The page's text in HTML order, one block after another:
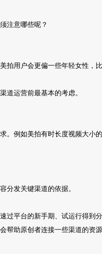
注意哪些呢？
用户会更偏一些年轻女性，
道运营前最基本的考虑。
例如美拍有时长度视频大小
分发关键渠道的依据。
平台的新手期、试运行得到
助原创者连接一些渠道的资